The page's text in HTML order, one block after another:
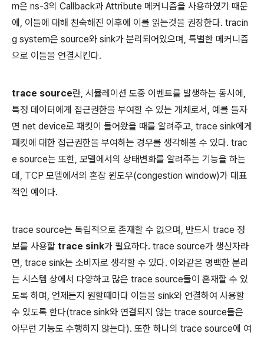
m은 ns-3의 Callback과 Attribute 메커니즘을 사용하였기 때문
에, 이들에 대해 친숙해진 이후에 이를 읽는것을 권장한다. tracin
g system은 source와 sink가 분리되어있으며, 특별한 메커니즘
으로 이들을 연결시킨다.
trace source란, 시뮬레이션 도중 이벤트를 발생하는 동시에,
특정 데이터에게 접근권한을 부여할 수 있는 개체로서, 예를 들자
면 net device로 패킷이 들어왔을 때를 알려주고, trace sink에게
패킷에 대한 접근권한을 부여하는 경우를 생각해볼 수 있다. trac
e source는 또한, 모델에서의 상태변화를 알려주는 기능을 하는
데, TCP 모델에서의 혼잡 윈도우(congestion window)가 대표
적인 예이다.
trace source는 독립적으로 존재할 수 없으며, 반드시 trace 정
보를 사용할 trace sink가 필요하다. trace source가 생산자라
면, trace sink는 소비자로 생각할 수 있다. 이와같은 명백한 분리
는 시스템 상에서 다양하고 많은 trace source들이 혼재할 수 있
도록 하며, 언제든지 원할때마다 이들을 sink와 연결하여 사용할
수 있도록 한다(trace sink와 연결되지 않는 trace source들은
아무런 기능도 수행하지 않는다). 또한 하나의 trace source에 여